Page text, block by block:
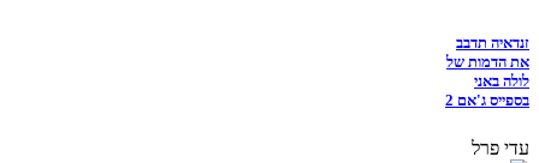
זנדאיה תדבב
את הדמות של
לולה באני
בספייס ג'אם 2
עדי פרל